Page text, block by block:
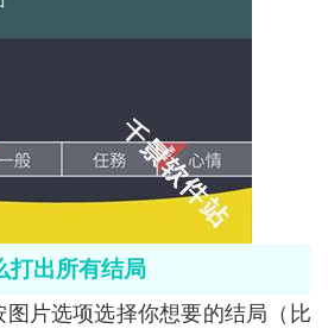
打出所有结局
片选项选择你想要的结局（比